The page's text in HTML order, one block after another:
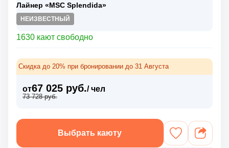
Лайнер «MSC Splendida»
НЕИЗВЕСТНЫЙ
1630 кают свободно
Скидка до 20% при бронировании до 31 Августа
от67 025 руб./ чел
73 728 руб.
Выбрать каюту